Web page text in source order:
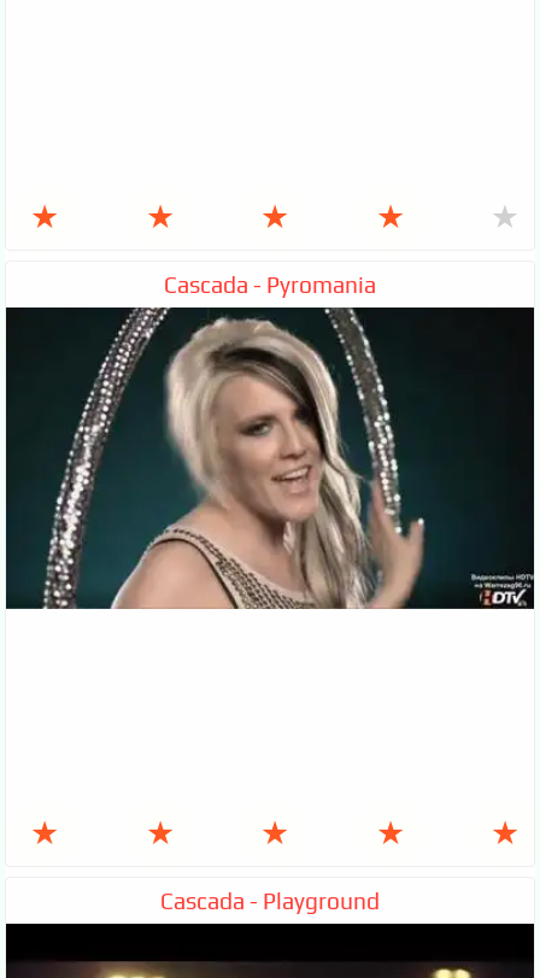
★ ★ ★ ★ ★
Cascada - Pyromania
★ ★ ★ ★ ★
Cascada - Playground